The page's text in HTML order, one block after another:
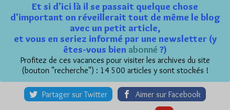
Et si d'ici là il se passait quelque chose
d'important on réveillerait tout de même le blog
avec un petit article,
et vous en seriez informé par une newsletter (y
êtes-vous bien abonné ?)
Profitez de ces vacances pour visiter les archives du site
(bouton "recherche") : 14 500 articles y sont stockés !
Partager sur Twitter Aimer sur Facebook